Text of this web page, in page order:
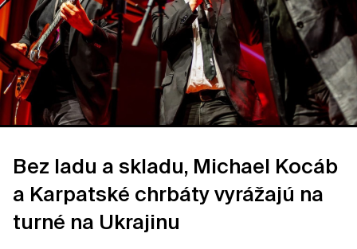
Bez ladu a skladu, Michael Kocáb
a Karpatské chrbáty vyrážajú na
turné na Ukrajinu